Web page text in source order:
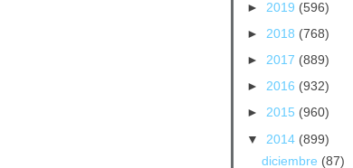
► 2019 (596)
► 2018 (768)
► 2017 (889)
► 2016 (932)
► 2015 (960)
▼ 2014 (899)
diciembre (87)